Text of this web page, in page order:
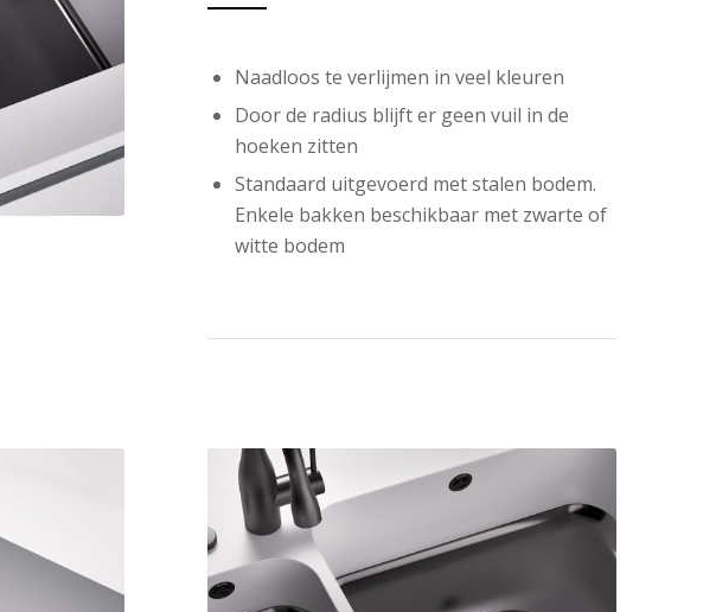
Naadloos te verlijmen in veel kleuren
Door de radius blijft er geen vuil in de
hoeken zitten
Standaard uitgevoerd met stalen bodem.
Enkele bakken beschikbaar met zwarte of
witte bodem